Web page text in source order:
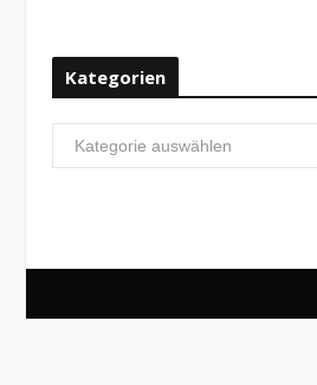
Kategorien
Kategorien